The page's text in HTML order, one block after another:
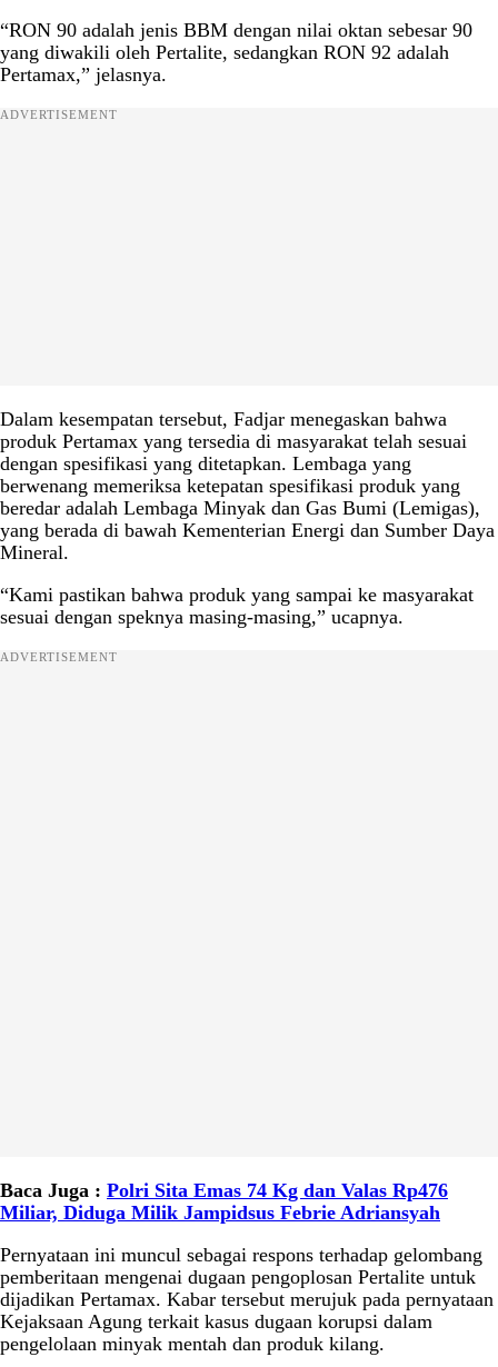
“RON 90 adalah jenis BBM dengan nilai oktan sebesar 90
yang diwakili oleh Pertalite, sedangkan RON 92 adalah
Pertamax,” jelasnya.
ADVERTISEMENT
Dalam kesempatan tersebut, Fadjar menegaskan bahwa
produk Pertamax yang tersedia di masyarakat telah sesuai
dengan spesifikasi yang ditetapkan. Lembaga yang
berwenang memeriksa ketepatan spesifikasi produk yang
beredar adalah Lembaga Minyak dan Gas Bumi (Lemigas),
yang berada di bawah Kementerian Energi dan Sumber Daya
Mineral.
“Kami pastikan bahwa produk yang sampai ke masyarakat
sesuai dengan speknya masing-masing,” ucapnya.
ADVERTISEMENT
Baca Juga : Polri Sita Emas 74 Kg dan Valas Rp476
Miliar, Diduga Milik Jampidsus Febrie Adriansyah
Pernyataan ini muncul sebagai respons terhadap gelombang
pemberitaan mengenai dugaan pengoplosan Pertalite untuk
dijadikan Pertamax. Kabar tersebut merujuk pada pernyataan
Kejaksaan Agung terkait kasus dugaan korupsi dalam
pengelolaan minyak mentah dan produk kilang.